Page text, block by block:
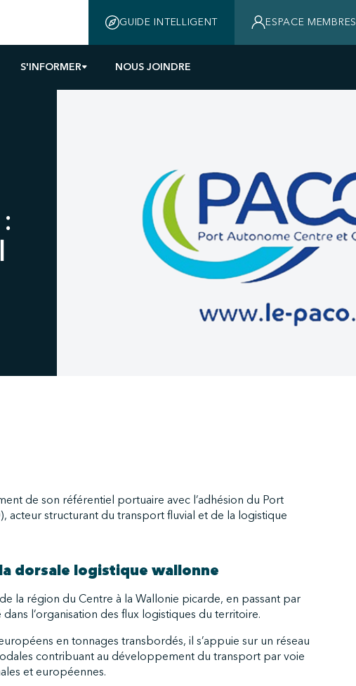
S'INFORMER NOUS JOINDRE
GUIDE INTELLIGENT ESPACE MEMBRES
de son référentiel portuaire avec l’adhésion du Port
acteur structurant du transport fluvial et de la logistique
dorsale logistique wallonne
la région du Centre à la Wallonie picarde, en passant par
l’organisation des flux logistiques du territoire.
en tonnages transbordés, il s’appuie sur un réseau
contribuant au développement du transport par voie
et européennes.